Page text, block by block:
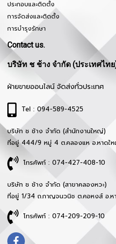
ประกอบและติดตั้ง
การจัดส่งและติดตั้ง
การบำรุงรักษา
Contact us.
บริษัท ช ช้าง จำกัด (ประเทศไท
ฝ่ายขายออนไลน์ จัดส่งทั่วประเทศ
Tel : 094-589-4525
บริษัท ช ช้าง จำกัด (สำนักงานใหญ่)
ที่อยู่ 444/9 หมู่ 4 ต.คลองแห อ.หาดใ
โทรศัพท์ : 074-427-408-10
บริษัท ช ช้าง จำกัด (สาขาคลองหวะ)
ที่อยู่ 1/34 ถ.กาญจนวนิช ต.คอหงส์ อ.ห
โทรศัพท์ : 074-209-209-10